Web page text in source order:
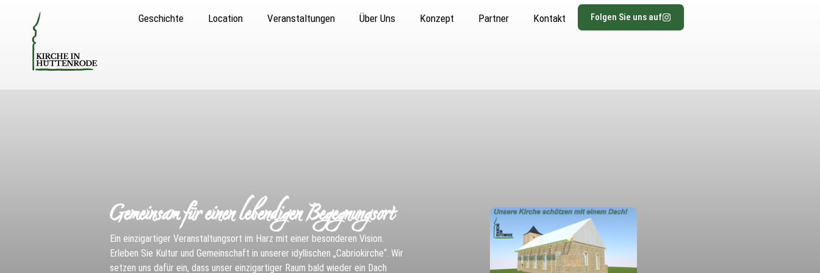
Geschichte Location Veranstaltungen Über Uns Konzept Partner Kontakt Folgen Sie uns auf
Gemeinsam für einen lebendigen Begegnungsort
Ein einzigartiger Veranstaltungsort im Harz mit einer besonderen Vision.
Erleben Sie Kultur und Gemeinschaft in unserer idyllischen „Cabriokirche“. Wir
setzen uns dafür ein, dass unser einzigartiger Raum bald wieder ein Dach